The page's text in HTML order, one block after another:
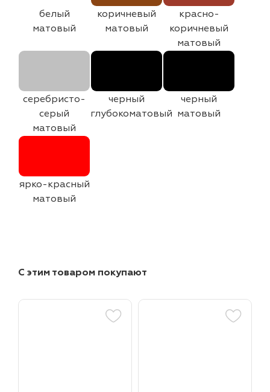
белый
матовый
коричневый
матовый
красно-
коричневый
матовый
серебристо-
серый
матовый
черный
глубокоматовый
черный
матовый
ярко-красный
матовый
С этим товаром покупают